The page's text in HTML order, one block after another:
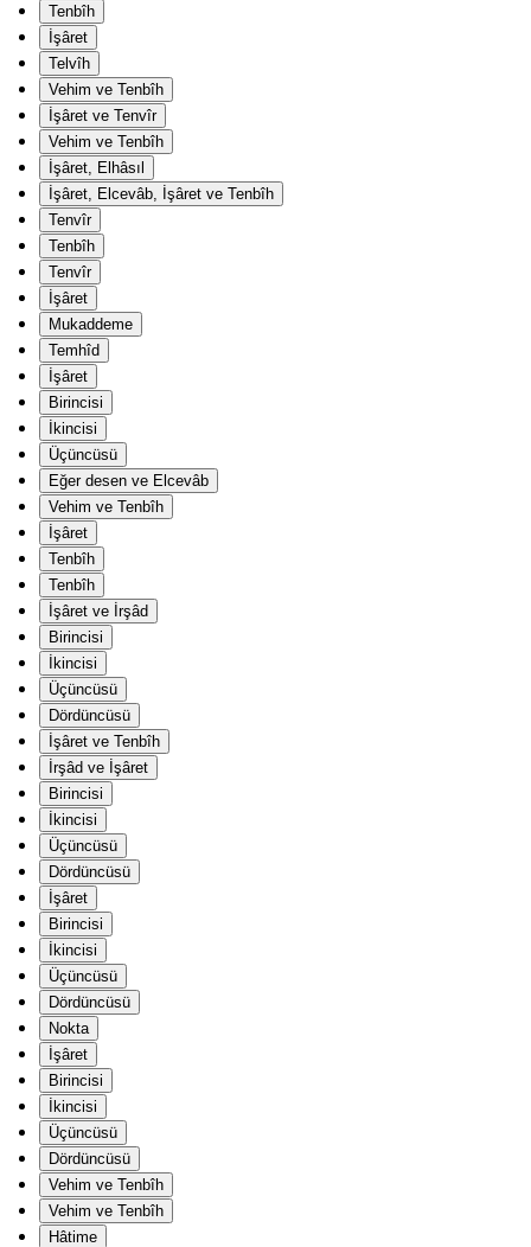
Tenbîh
İşâret
Telvîh
Vehim ve Tenbîh
İşâret ve Tenvîr
Vehim ve Tenbîh
İşâret, Elhâsıl
İşâret, Elcevâb, İşâret ve Tenbîh
Tenvîr
Tenbîh
Tenvîr
İşâret
Mukaddeme
Temhîd
İşâret
Birincisi
İkincisi
Üçüncüsü
Eğer desen ve Elcevâb
Vehim ve Tenbîh
İşâret
Tenbîh
Tenbîh
İşâret ve İrşâd
Birincisi
İkincisi
Üçüncüsü
Dördüncüsü
İşâret ve Tenbîh
İrşâd ve İşâret
Birincisi
İkincisi
Üçüncüsü
Dördüncüsü
İşâret
Birincisi
İkincisi
Üçüncüsü
Dördüncüsü
Nokta
İşâret
Birincisi
İkincisi
Üçüncüsü
Dördüncüsü
Vehim ve Tenbîh
Vehim ve Tenbîh
Hâtime